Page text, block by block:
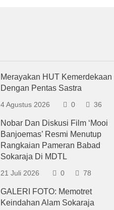
Merayakan HUT Kemerdekaan
Dengan Pentas Sastra
4 Agustus 2026 0 36
Nobar Dan Diskusi Film ‘Mooi
Banjoemas’ Resmi Menutup
Rangkaian Pameran Babad
Sokaraja Di MDTL
21 Juli 2026 0 78
GALERI FOTO: Memotret
Keindahan Alam Sokaraja